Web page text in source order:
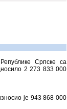
Српске са
2 273 833 000
је 943 868 000